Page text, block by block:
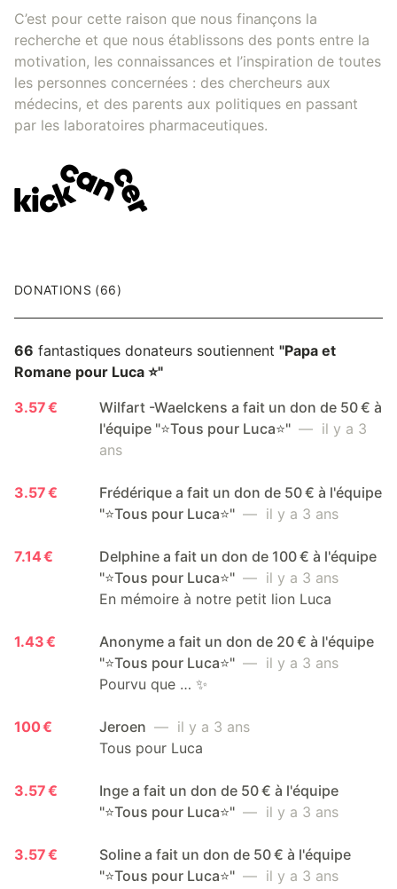
C’est pour cette raison que nous finançons la
recherche et que nous établissons des ponts entre la
motivation, les connaissances et l’inspiration de toutes
les personnes concernées : des chercheurs aux
médecins, et des parents aux politiques en passant
par les laboratoires pharmaceutiques.
DONATIONS (66)
66 fantastiques donateurs soutiennent "Papa et
Romane pour Luca ⭐️"
3.57 €
Wilfart -Waelckens a fait un don de 50 € à
l'équipe "⭐️Tous pour Luca⭐️" — il y a 3
ans
3.57 €
Frédérique a fait un don de 50 € à l'équipe
"⭐️Tous pour Luca⭐️" — il y a 3 ans
7.14 €
Delphine a fait un don de 100 € à l'équipe
"⭐️Tous pour Luca⭐️" — il y a 3 ans
En mémoire à notre petit lion Luca
1.43 €
Anonyme a fait un don de 20 € à l'équipe
"⭐️Tous pour Luca⭐️" — il y a 3 ans
Pourvu que … ✨
100 € Jeroen — il y a 3 ans
Tous pour Luca
3.57 €
Inge a fait un don de 50 € à l'équipe
"⭐️Tous pour Luca⭐️" — il y a 3 ans
3.57 €
Soline a fait un don de 50 € à l'équipe
"⭐️Tous pour Luca⭐️" — il y a 3 ans